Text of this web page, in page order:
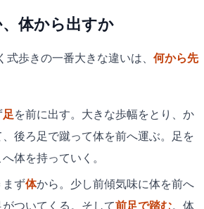
体から出すか
式歩きの一番大きな違いは、 何から先
足を前に出す。大きな歩幅をとり、か
後ろ足で蹴って体を前へ運ぶ。足を
体を持っていく。
まず体から。少し前傾気味に体を前へ
ついてくる。そして前足で踏む。体